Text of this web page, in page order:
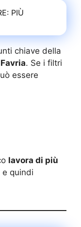
PIÙ
chiave della
. Se i filtri
essere
lavora di più
quindi